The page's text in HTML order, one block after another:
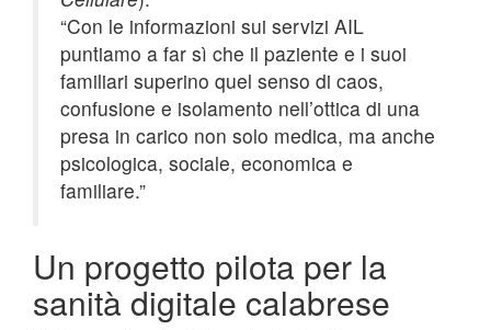
“Con le informazioni sui servizi AIL
puntiamo a far sì che il paziente e i suoi
familiari superino quel senso di caos,
confusione e isolamento nell’ottica di una
presa in carico non solo medica, ma anche
psicologica, sociale, economica e
familiare.”
Un progetto pilota per la
sanità digitale calabrese